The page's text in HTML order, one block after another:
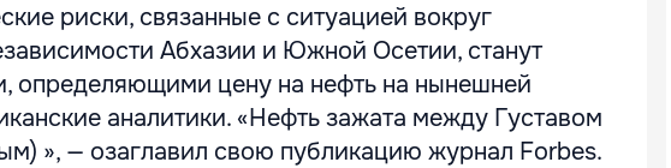
риски, связанные с ситуацией вокруг
Абхазии и Южной Осетии, станут
определяющими цену на нефть на нынешней
аналитики. «Нефть зажата между Густавом
», — озаглавил свою публикацию журнал Forbes.